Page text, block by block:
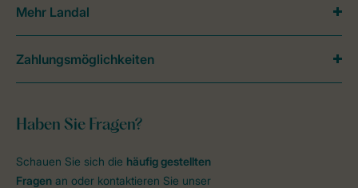
Haben Sie Fragen?
Schauen Sie sich die häufig gestellten
Fragen an oder kontaktieren Sie unser
Mehr Landal
Zahlungsmöglichkeiten